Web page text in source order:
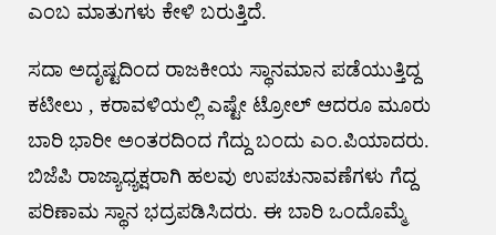
ಎಂಬ ಮಾತುಗಳು ಕೇಳಿ ಬರುತ್ತಿದೆ.
ಸದಾ ಅದೃಷ್ಟದಿಂದ ರಾಜಕೀಯ ಸ್ಥಾನಮಾನ ಪಡೆಯುತ್ತಿದ್ದ
ಕಟೀಲು , ಕರಾವಳಿಯಲ್ಲಿ ಎಷ್ಟೇ ಟ್ರೋಲ್ ಆದರೂ ಮೂರು
ಬಾರಿ ಭಾರೀ ಅಂತರದಿಂದ ಗೆದ್ದು ಬಂದು ಎಂ.ಪಿಯಾದರು.
ಬಿಜೆಪಿ ರಾಜ್ಯಾಧ್ಯಕ್ಷರಾಗಿ ಹಲವು ಉಪಚುನಾವಣೆಗಳು ಗೆದ್ದ
ಪರಿಣಾಮ ಸ್ಥಾನ ಭದ್ರಪಡಿಸಿದರು. ಈ ಬಾರಿ ಒಂದೊಮ್ಮೆ